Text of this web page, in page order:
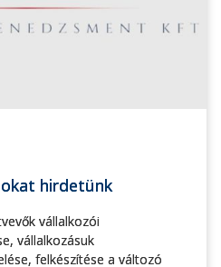
hirdetünk
vállalkozói
vállalkozásuk
felkészítése a változó